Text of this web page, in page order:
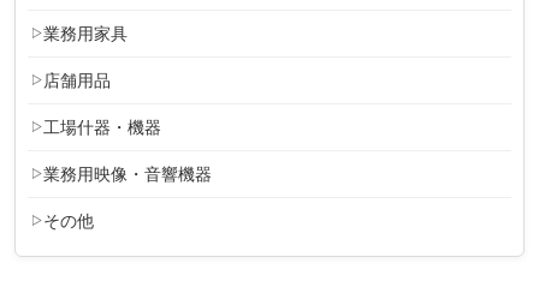
業務用家具
店舗用品
工場什器・機器
業務用映像・音響機器
その他